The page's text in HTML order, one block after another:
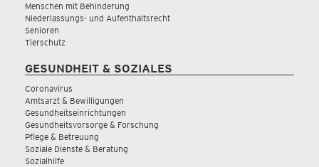
Menschen mit Behinderung
Niederlassungs- und Aufenthaltsrecht
Senioren
Tierschutz
GESUNDHEIT & SOZIALES
Coronavirus
Amtsarzt & Bewilligungen
Gesundheitseinrichtungen
Gesundheitsvorsorge & Forschung
Pflege & Betreuung
Soziale Dienste & Beratung
Sozialhilfe